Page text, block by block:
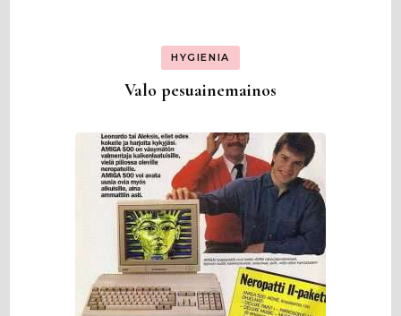
HYGIENIA
Valo pesuainemainos